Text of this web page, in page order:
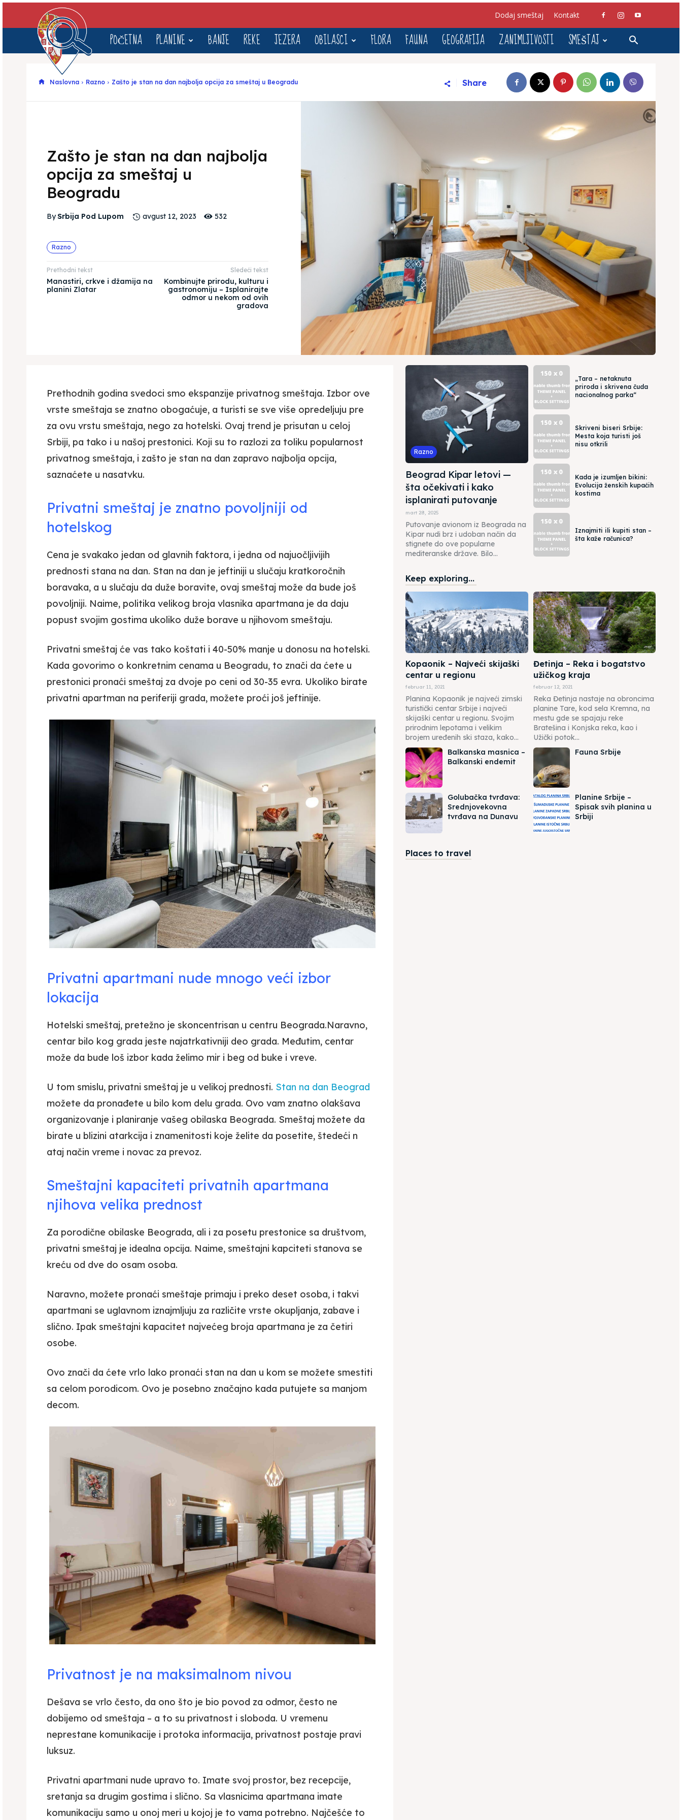
Dodaj smeštaj Kontakt
pod
POČETNA PLANINE BANJE REKE JEZERA OBILASCI FLORA FAUNA GEOGRAFIJA ZANIMLJIVOSTI SMEŠTAJ
Naslovna Razno Zašto je stan na dan najbolja opcija za smeštaj u Beogradu Share
Zašto je stan na dan najbolja
opcija za smeštaj u
Beogradu
BySrbija Pod Lupom avgust 12, 2023 532
Razno
Prethodni tekst
Manastiri, crkve i džamija na
planini Zlatar
Sledeći tekst
Kombinujte prirodu, kulturu i
gastronomiju – Isplanirajte
odmor u nekom od ovih
gradova
Prethodnih godina svedoci smo ekspanzije privatnog smeštaja. Izbor ove
vrste smeštaja se znatno obogaćuje, a turisti se sve više opredeljuju pre
za ovu vrstu smeštaja, nego za hotelski. Ovaj trend je prisutan u celoj
Srbiji, pa tako i u našoj prestonici. Koji su to razlozi za toliku popularnost
privatnog smeštaja, i zašto je stan na dan zapravo najbolja opcija,
saznaćete u nasatvku.
Privatni smeštaj je znatno povoljniji od
hotelskog
Cena je svakako jedan od glavnih faktora, i jedna od najuočljivijih
prednosti stana na dan. Stan na dan je jeftiniji u slučaju kratkoročnih
boravaka, a u slučaju da duže boravite, ovaj smeštaj može da bude još
povoljniji. Naime, politika velikog broja vlasnika apartmana je da daju
popust svojim gostima ukoliko duže borave u njihovom smeštaju.
Privatni smeštaj će vas tako koštati i 40-50% manje u donosu na hotelski.
Kada govorimo o konkretnim cenama u Beogradu, to znači da ćete u
prestonici pronaći smeštaj za dvoje po ceni od 30-35 evra. Ukoliko birate
privatni apartman na periferiji grada, možete proći još jeftinije.
Privatni apartmani nude mnogo veći izbor
lokacija
Hotelski smeštaj, pretežno je skoncentrisan u centru Beograda.Naravno,
centar bilo kog grada jeste najatrkativniji deo grada. Međutim, centar
može da bude loš izbor kada želimo mir i beg od buke i vreve.
U tom smislu, privatni smeštaj je u velikoj prednosti. Stan na dan Beograd
možete da pronađete u bilo kom delu grada. Ovo vam znatno olakšava
organizovanje i planiranje vašeg obilaska Beograda. Smeštaj možete da
birate u blizini atarkcija i znamenitosti koje želite da posetite, štedeći n
ataj način vreme i novac za prevoz.
Smeštajni kapaciteti privatnih apartmana
njihova velika prednost
Za porodične obilaske Beograda, ali i za posetu prestonice sa društvom,
privatni smeštaj je idealna opcija. Naime, smeštajni kapciteti stanova se
kreću od dve do osam osoba.
Naravno, možete pronaći smeštaje primaju i preko deset osoba, i takvi
apartmani se uglavnom iznajmljuju za različite vrste okupljanja, zabave i
slično. Ipak smeštajni kapacitet najvećeg broja apartmana je za četiri
osobe.
Ovo znači da ćete vrlo lako pronaći stan na dan u kom se možete smestiti
sa celom porodicom. Ovo je posebno značajno kada putujete sa manjom
decom.
Privatnost je na maksimalnom nivou
Dešava se vrlo često, da ono što je bio povod za odmor, često ne
dobijemo od smeštaja – a to su privatnost i sloboda. U vremenu
neprestane komunikacije i protoka informacija, privatnost postaje pravi
luksuz.
Privatni apartmani nude upravo to. Imate svoj prostor, bez recepcije,
sretanja sa drugim gostima i slično. Sa vlasnicima apartmana imate
komunikaciju samo u onoj meri u kojoj je to vama potrebno. Najčešće to
Razno
Beograd Kipar letovi —
šta očekivati i kako
isplanirati putovanje
mart 28, 2025
Putovanje avionom iz Beograda na
Kipar nudi brz i udoban način da
stignete do ove popularne
mediteranske države. Bilo...
„Tara – netaknuta
priroda i skrivena čuda
nacionalnog parka“
Skriveni biseri Srbije:
Mesta koja turisti još
nisu otkrili
Kada je izumljen bikini:
Evolucija ženskih kupaćih
kostima
Iznajmiti ili kupiti stan –
šta kaže računica?
Keep exploring...
Kopaonik – Najveći skijaški
centar u regionu
februar 11, 2021
Planina Kopaonik je najveći zimski
turistički centar Srbije i najveći
skijaški centar u regionu. Svojim
prirodnim lepotama i velikim
brojem uređenih ski staza, kako...
Đetinja – Reka i bogatstvo
užičkog kraja
februar 12, 2021
Reka Đetinja nastaje na obroncima
planine Tare, kod sela Kremna, na
mestu gde se spajaju reke
Bratešina i Konjska reka, kao i
Užički potok...
Balkanska masnica –
Balkanski endemit
Fauna Srbije
Golubačka tvrđava:
Srednjovekovna
tvrđava na Dunavu
Planine Srbije –
Spisak svih planina u
Srbiji
Places to travel